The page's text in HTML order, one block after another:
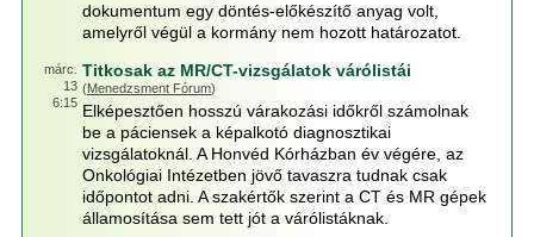
dokumentum egy döntés-előkészítő anyag volt,
amelyről végül a kormány nem hozott határozatot.
márc.
13
6:15
Titkosak az MR/CT-vizsgálatok várólistái
(Menedzsment Fórum)
Elképesztően hosszú várakozási időkről számolnak
be a páciensek a képalkotó diagnosztikai
vizsgálatoknál. A Honvéd Kórházban év végére, az
Onkológiai Intézetben jövő tavaszra tudnak csak
időpontot adni. A szakértők szerint a CT és MR gépek
államosítása sem tett jót a várólistáknak.